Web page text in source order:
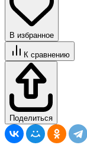
В избранное
К сравнению
Поделиться